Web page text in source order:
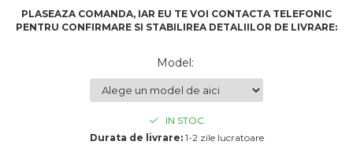
PLASEAZA COMANDA, IAR EU TE VOI CONTACTA TELEFONIC
PENTRU CONFIRMARE SI STABILIREA DETALIILOR DE LIVRARE:
Model:
IN STOC
Durata de livrare:1-2 zile lucratoare